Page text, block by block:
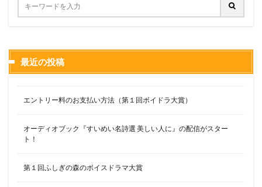
最近の投稿
エントリー料のお支払い方法（第１回ボイドラ大賞）
オーディオブック『すいめい名詩選 美しい人に』の配信がスター
ト！
第１回ふしぎの森のボイスドラマ大賞